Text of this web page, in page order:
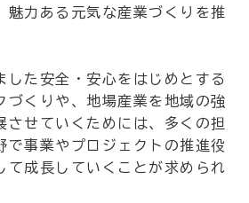
魅力ある元気な産業づくりを推
した安全・安心をはじめとする
づくりや、地場産業を地域の強
させていくためには、多くの担
で事業やプロジェクトの推進役
て成長していくことが求められ